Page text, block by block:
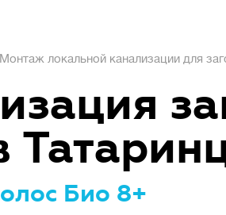
Монтаж локальной канализации для
Био 8+